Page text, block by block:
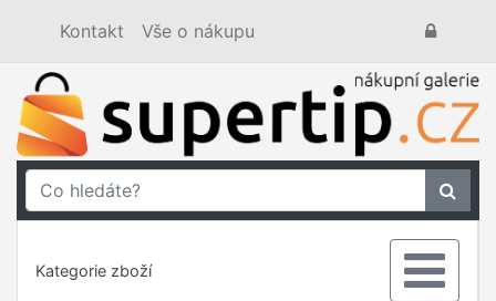
Kontakt Vše o nákupu
Kategorie zboží